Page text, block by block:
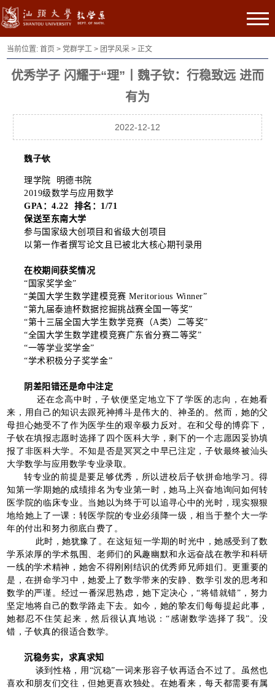
当前位置:首页 > 党群学工 > 团学风采 > 正文
优秀学子 闪耀于“理”丨魏子钦：行稳致远 进而
有为
2022-12-12
魏子钦
理学院
明德书院
2019级数学与应用数学
GPA ：4.22 排名： 1/71
保送至东南大学
参与国家级大创项目和省级大创项目
以第一作者撰写论文且已被北大核心期刊录用
在校期间获奖情况
“国家奖学金”
“美国大学生数学建模竞赛 Meritorious Winner”
“第九届泰迪杯数据挖掘挑战赛全国一等奖”
“第十三届全国大学生数学竞赛（A类）二等奖”
“全国大学生数学建模竞赛广东省分赛二等奖”
“一等学业奖学金”
“学术积极分子奖学金”
阴差阳错还是命中注定
还在念高中时，子钦便坚定地立下了学医的志向，在她看
来，用自己的知识去跟死神搏斗是伟大的、神圣的。然而，她的父
母担心她受不了作为医学生的艰辛极力反对。在和父母的博弈下，
子钦在填报志愿时选择了四个医科大学，剩下的一个志愿因妥协填
报了非医科大学。不知是否是冥冥之中早已注定，子钦最终被汕头
大学数学与应用数学专业录取。
转专业的前提是要足够优秀，所以进校后子钦拼命地学习。得
知第一学期她的成绩排名为专业第一时，她马上兴奋地询问如何转
医学院的临床专业。当她以为终于可以追寻心中的光时，现实狠狠
地给她上了一课：转医学院的专业必须降一级，相当于整个大一学
年的付出和努力彻底白费了。
此时，她犹豫了。在这短短一学期的时光中，她感受到了数
学系浓厚的学术氛围、老师们的风趣幽默和永远奋战在教学和科研
一线的学术精神，她舍不得刚刚结识的优秀师兄师姐们。更重要的
是，在拼命学习中，她爱上了数学带来的安静、数学引发的思考和
数学的严谨。经过一番深思熟虑，她下定决心，“将错就错”，努力
坚定地将自己的数学路走下去。如今，她的挚友们每每提起此事，
她都忍不住笑起来，然后很认真地说：“感谢数学选择了我”。没
错，子钦真的很适合数学。
沉稳务实，求真求知
谈到性格，用“沉稳”一词来形容子钦再适合不过了。虽然也
喜欢和朋友们交往，但她更喜欢独处。在她看来，每天都需要有属